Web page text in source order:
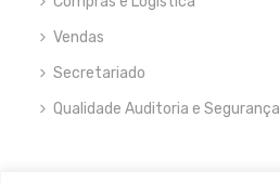
Vendas
Secretariado
Qualidade Auditoria e Segurança